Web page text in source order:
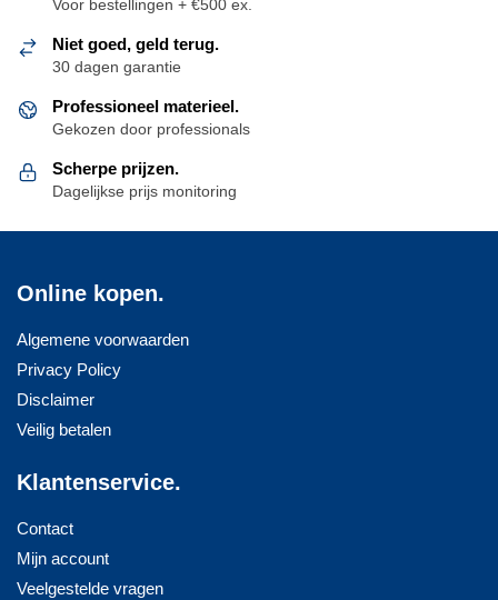
Voor bestellingen + €500 ex.
Niet goed, geld terug.
30 dagen garantie
Professioneel materieel.
Gekozen door professionals
Scherpe prijzen.
Dagelijkse prijs monitoring
Online kopen.
Algemene voorwaarden
Privacy Policy
Disclaimer
Veilig betalen
Klantenservice.
Contact
Mijn account
Veelgestelde vragen